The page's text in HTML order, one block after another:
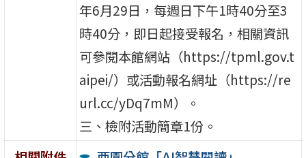
年6月29日，每週日下午1時40分至3
時40分，即日起接受報名，相關資訊
可參閱本館網站（https://tpml.gov.t
aipei/）或活動報名網址（https://re
url.cc/yDq7mM）。
三、檢附活動簡章1份。